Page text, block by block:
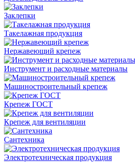
Заклепки
Такелажная продукция
Нержавеющий крепеж
Инструмент и расходные материалы
Машиностроительный крепеж
Крепеж ГОСТ
Крепеж для вентиляции
Сантехника
Электротехническая продукция